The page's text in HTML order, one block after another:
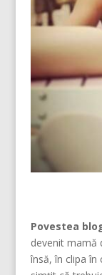
Povestea
devenit mamă
însă, în clipa